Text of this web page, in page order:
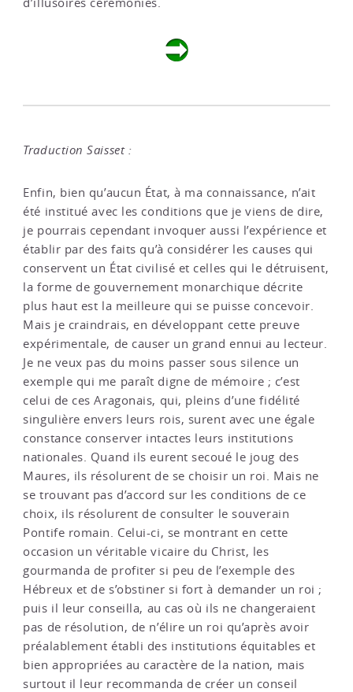
Traduction Saisset :
Enfin, bien qu’aucun État, à ma connaissance, n’ait
été institué avec les conditions que je viens de dire,
je pourrais cependant invoquer aussi l’expérience et
établir par des faits qu’à considérer les causes qui
conservent un État civilisé et celles qui le détruisent,
la forme de gouvernement monarchique décrite
plus haut est la meilleure qui se puisse concevoir.
Mais je craindrais, en développant cette preuve
expérimentale, de causer un grand ennui au lecteur.
Je ne veux pas du moins passer sous silence un
exemple qui me paraît digne de mémoire ; c’est
celui de ces Aragonais, qui, pleins d’une fidélité
singulière envers leurs rois, surent avec une égale
constance conserver intactes leurs institutions
nationales. Quand ils eurent secoué le joug des
Maures, ils résolurent de se choisir un roi. Mais ne
se trouvant pas d’accord sur les conditions de ce
choix, ils résolurent de consulter le souverain
Pontife romain. Celui-ci, se montrant en cette
occasion un véritable vicaire du Christ, les
gourmanda de profiter si peu de l’exemple des
Hébreux et de s’obstiner si fort à demander un roi ;
puis il leur conseilla, au cas où ils ne changeraient
pas de résolution, de n’élire un roi qu’après avoir
préalablement établi des institutions équitables et
bien appropriées au caractère de la nation, mais
surtout il leur recommanda de créer un conseil